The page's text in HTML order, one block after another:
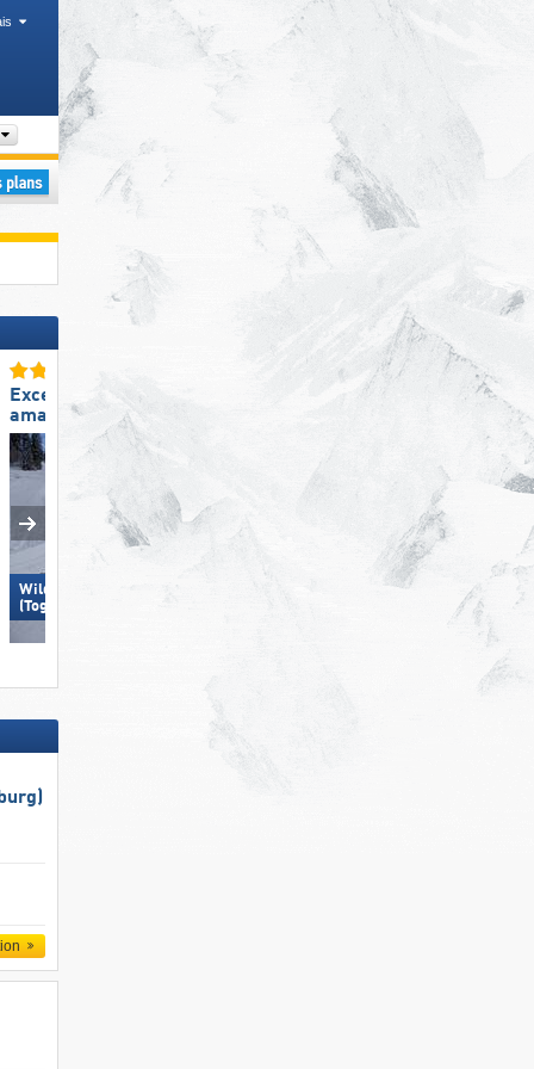
Chaîne de montagne
Excellente
amabilité du personnel
Wildhaus – Gamserrugg
(Toggenburg)
Excellente
taille de domaine skiable
Arosa Lenzerheide